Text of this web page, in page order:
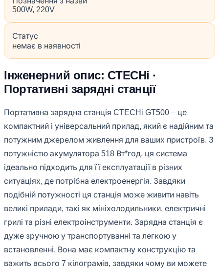
500W, 220V
Статус
немає в наявності
Інженерний опис: CTECHi ·
Портативні зарядні станції
Портативна зарядна станція CTECHi GT500 – це
компактний і універсальний прилад, який є надійним та
потужним джерелом живлення для ваших пристроїв. З
потужністю акумулятора 518 Вт*год, ця система
ідеально підходить для її експлуатації в різних
ситуаціях, де потрібна електроенергія. Завдяки
подібній потужності ця станція може живити навіть
великі прилади, такі як мініхолодильники, електричні
грилі та різні електроінструменти. Зарядна станція є
дуже зручною у транспортуванні та легкою у
встановленні. Вона має компактну конструкцію та
важить всього 7 кілограмів, завдяки чому ви можете